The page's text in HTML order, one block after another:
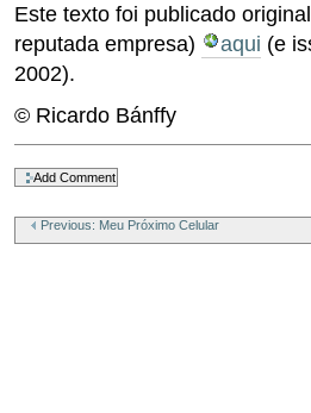
Este texto foi publicado
reputada empresa)
aqui (e
2002).
© Ricardo Bánffy
Actions
Previous: Meu Próximo Celular